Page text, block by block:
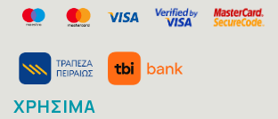
ΧΡΗΣΙΜΑ